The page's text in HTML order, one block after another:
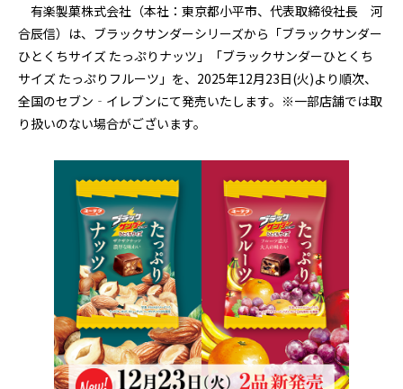
有楽製菓株式会社（本社：東京都小平市、代表取締役社長 河
合辰信）は、ブラックサンダーシリーズから「ブラックサンダー
ひとくちサイズ たっぷりナッツ」「ブラックサンダーひとくち
サイズ たっぷりフルーツ」を、2025年12月23日(火)より順次、
全国のセブン‐イレブンにて発売いたします。※一部店舗では取
り扱いのない場合がございます。